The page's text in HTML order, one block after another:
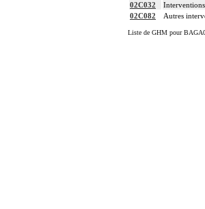
02C032
02C082
Autres
Liste de GHM pour